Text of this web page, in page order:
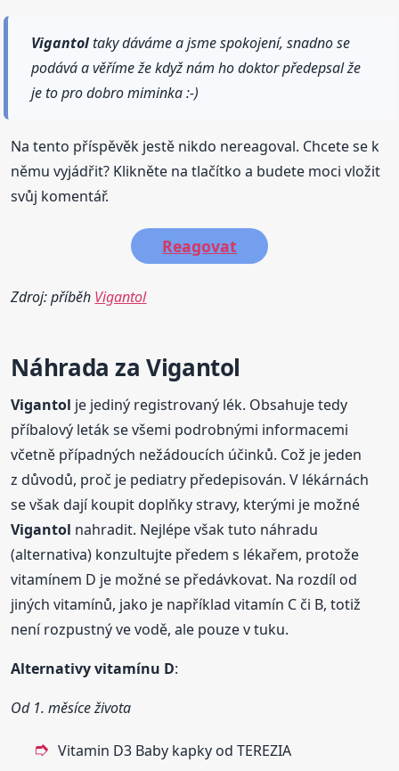
Vigantoltaky dáváme a jsme spokojení, snadno se
podává a věříme že když nám ho doktor předepsal že
je to pro dobro miminka :-)
Na tento příspěvěk jestě nikdo nereagoval. Chcete se k
němu vyjádřit? Klikněte na tlačítko a budete moci vložit
svůj komentář.
Reagovat
Zdroj: příběh Vigantol
Náhrada zaVigantol
Vigantol je jediný registrovaný lék. Obsahuje tedy
příbalový leták se všemi podrobnými informacemi
včetně případných nežádoucích účinků. Což je jeden
z důvodů, proč je pediatry předepisován. V lékárnách
se však dají koupit doplňky stravy, kterými je možné
Vigantol nahradit. Nejlépe však tuto náhradu
(alternativa) konzultujte předem s lékařem, protože
vitamínem D je možné se předávkovat. Na rozdíl od
jiných vitamínů, jako je například vitamín C či B, totiž
není rozpustný ve vodě, ale pouze v tuku.
Alternativy vitamínu D:
Od 1. měsíce života
Vitamin D3 Baby kapky od TEREZIA